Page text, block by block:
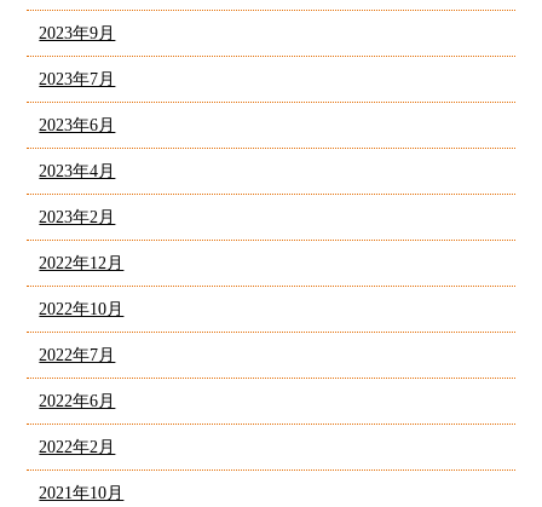
2023年9月
2023年7月
2023年6月
2023年4月
2023年2月
2022年12月
2022年10月
2022年7月
2022年6月
2022年2月
2021年10月